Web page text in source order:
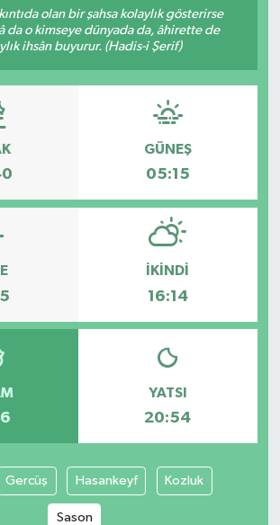
olan bir şahsa kolaylık gösterirse
da o kimseye dünyada da, âhirette de
ihsân buyurur. (Hadis-i Şerif)
GÜNEŞ
05:15
İKINDI
16:14
YATSI
20:54
Gercüş Hasankeyf Kozluk
Sason